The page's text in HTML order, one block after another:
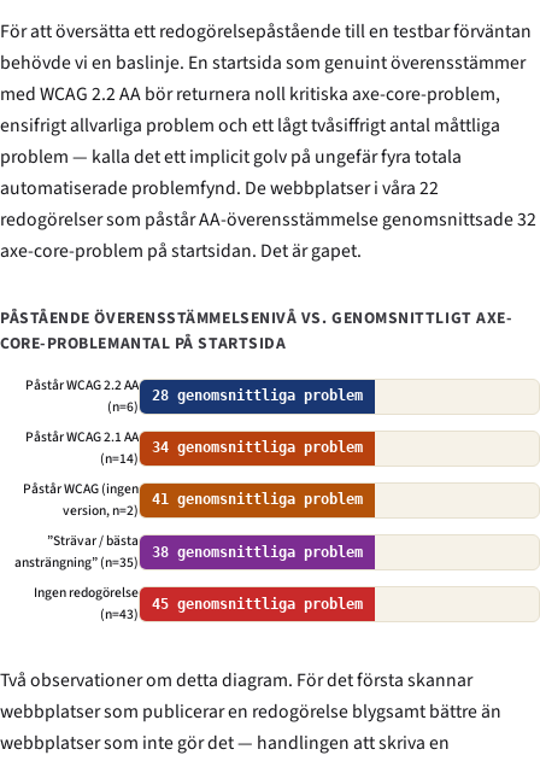
För att översätta ett redogörelsepåstående till en testbar förväntan
behövde vi en baslinje. En startsida som genuint överensstämmer
med WCAG 2.2 AA bör returnera noll kritiska axe-core-problem,
ensifrigt allvarliga problem och ett lågt tvåsiffrigt antal måttliga
problem — kalla det ett implicit golv på ungefär fyra totala
automatiserade problemfynd. De webbplatser i våra 22
redogörelser som påstår AA-överensstämmelse genomsnittsade 32
axe-core-problem på startsidan. Det är gapet.
PÅSTÅENDE ÖVERENSSTÄMMELSENIVÅ VS. GENOMSNITTLIGT AXE-
CORE-PROBLEMANTAL PÅ STARTSIDA
Påstår WCAG 2.2 AA
(n=6)
28 genomsnittliga problem
Påstår WCAG 2.1 AA
(n=14)
34 genomsnittliga problem
Påstår WCAG (ingen
version, n=2)
41 genomsnittliga problem
”Strävar / bästa
ansträngning” (n=35)
38 genomsnittliga problem
Ingen redogörelse
(n=43)
45 genomsnittliga problem
Två observationer om detta diagram. För det första skannar
webbplatser som publicerar en redogörelse blygsamt bättre än
webbplatser som inte gör det — handlingen att skriva en